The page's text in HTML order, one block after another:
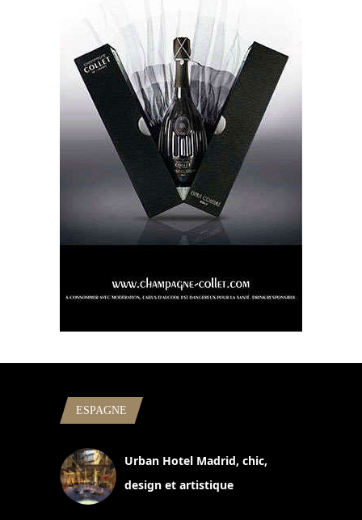
ESPAGNE
Urban Hotel Madrid, chic,
design et artistique